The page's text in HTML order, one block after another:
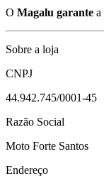
O Magalu garante a
Sobre a loja
CNPJ
44.942.745/0001-45
Razão Social
Moto Forte Santos
Endereço